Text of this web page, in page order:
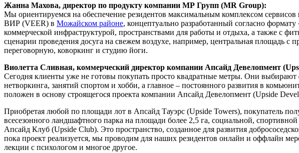
Жанна Махова, директор по продукту компании МР Групп (MR Group):
Мы ориентируемся на обеспечение резидентов максимальным комплексом
ВИР (VEER) в Можайском районе, концептуально разработанный согласно
коммерческой инфраструктурой, пространствами для работы и отдыха, а также с
сценарии проведения досуга на свежем воздухе, например, центральная площадь с
переговорную, коворкинг и студию йоги.
Виолетта Сливная, коммерческий директор компании Апсайд Девелопмент
Сегодня клиенты уже не готовы покупать просто квадратные метры. Они
нетворкинга, занятий спортом и хобби, а главное – постоянного развития в
положен в основу строящегося проекта компании Апсайд Девелопмент (Upside
Приобретая любой по площади лот в Апсайд Тауэрс (Upside Towers), покупатель
всесезонного ландшафтного парка на площади более 2,5 га, социальной,
Апсайд Клуб (Upside Club). Это пространство, созданное для развития
пока проект реализуется, мы проводим для наших резидентов онлайн и оффлайн
лекции с психологом и многое другое.